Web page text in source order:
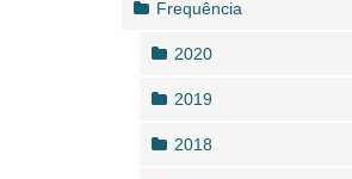
Frequência
2020
2019
2018